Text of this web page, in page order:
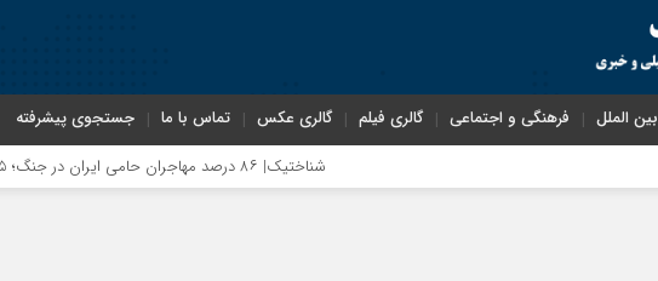
بین الملل فرهنگی و اجتماعی گالری فیلم گالری عکس تماس با ما جستجوی پیشرفته
شناختیک| ۸۶ درصد مهاجران حامی ایران در جنگ؛ ۷۵ درصد مهاجران دولت چهاردهم را خیرخواه خود نمی‌دانند